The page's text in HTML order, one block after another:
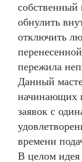
собственный
обнулить
отключить
пережила
Данный
начинающих
заявок с
времени
В целом идея